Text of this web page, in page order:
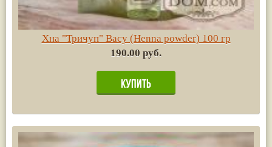
Хна "Тричуп" Васу (Henna powder) 100 гр
190.00 руб.